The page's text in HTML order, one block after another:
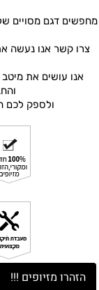
מחפשים דגם מסויים
צרו קשר אנו נעשה
אנו עושים את
ולספק לכם
הזהרו מזיופים !!!